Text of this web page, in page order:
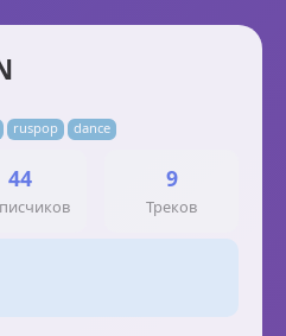
ruspop dance
44 9
Треков